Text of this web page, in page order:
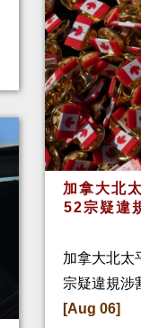
加拿大北
52宗疑違
加拿大北太
宗疑違規涉
[Aug 06]